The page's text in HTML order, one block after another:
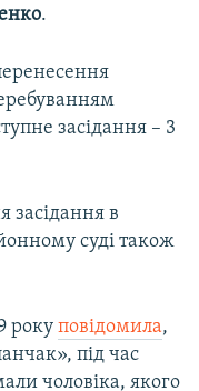
.
засідання – 3
засідання в
суді також
року повідомила,
під час
чоловіка, якого